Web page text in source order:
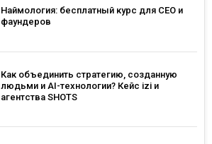
Наймология: бесплатный курс для CEO и
фаундеров
Как объединить стратегию, созданную
людьми и AI-технологии? Кейс izi и
агентства SHOTS